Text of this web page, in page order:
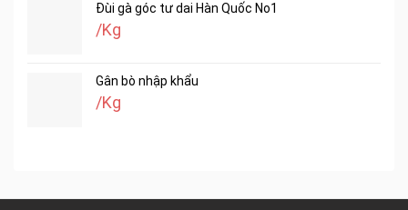
Đùi gà góc tư dai Hàn Quốc No1
/Kg
Gân bò nhập khẩu
/Kg